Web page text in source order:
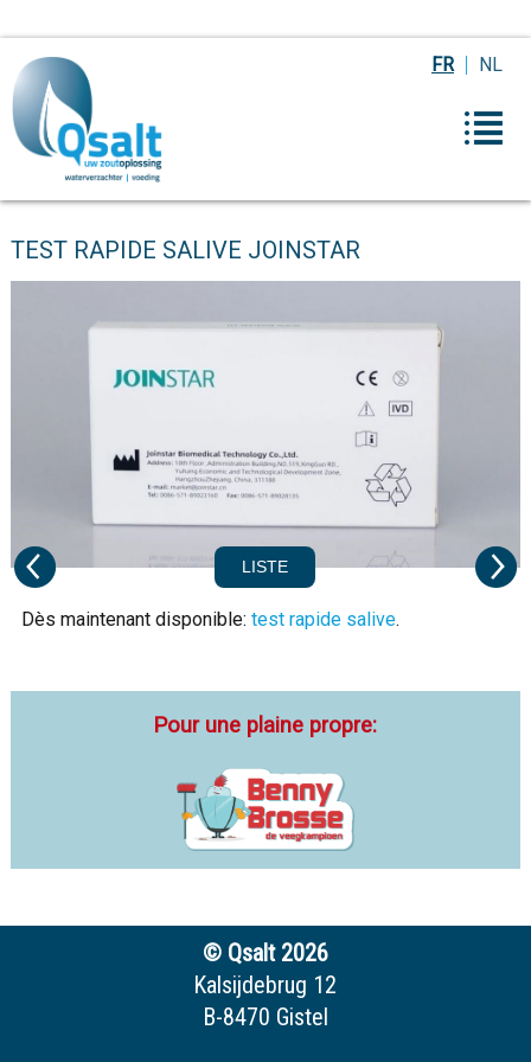
NL
FR
TEST RAPIDE SALIVE JOINSTAR
LISTE
Dès maintenant disponible: test rapide salive.
Pour une plaine propre:
© Qsalt 2026
Kalsijdebrug 12
B-8470 Gistel